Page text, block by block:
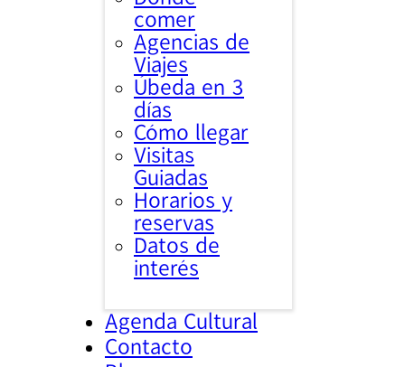
comer
Agencias de
Viajes
Úbeda en 3
días
Cómo llegar
Visitas
Guiadas
Horarios y
reservas
Datos de
interés
Agenda Cultural
Contacto